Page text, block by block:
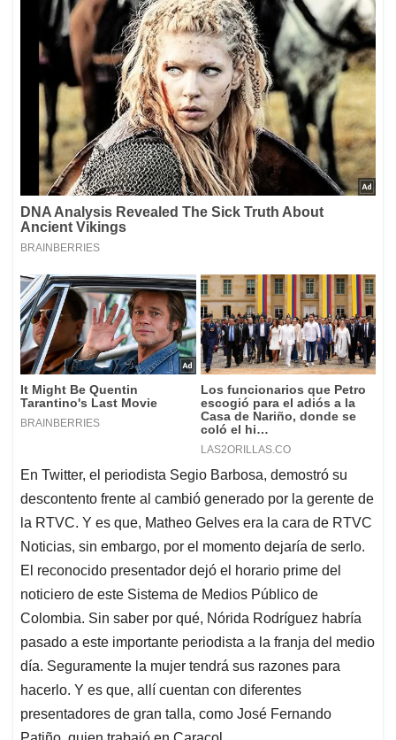
En Twitter, el periodista Segio Barbosa, demostró su
descontento frente al cambió generado por la gerente de
la RTVC. Y es que, Matheo Gelves era la cara de RTVC
Noticias, sin embargo, por el momento dejaría de serlo.
El reconocido presentador dejó el horario prime del
noticiero de este Sistema de Medios Público de
Colombia. Sin saber por qué, Nórida Rodríguez habría
pasado a este importante periodista a la franja del medio
día. Seguramente la mujer tendrá sus razones para
hacerlo. Y es que, allí cuentan con diferentes
presentadores de gran talla, como José Fernando